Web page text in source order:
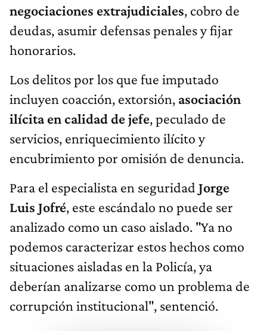
negociaciones extrajudiciales, cobro de
deudas, asumir defensas penales y fijar
honorarios.
Los delitos por los que fue imputado
incluyen coacción, extorsión, asociación
ilícita en calidad de jefe, peculado de
servicios, enriquecimiento ilícito y
encubrimiento por omisión de denuncia.
Para el especialista en seguridad Jorge
Luis Jofré, este escándalo no puede ser
analizado como un caso aislado. "Ya no
podemos caracterizar estos hechos como
situaciones aisladas en la Policía, ya
deberían analizarse como un problema de
corrupción institucional", sentenció.